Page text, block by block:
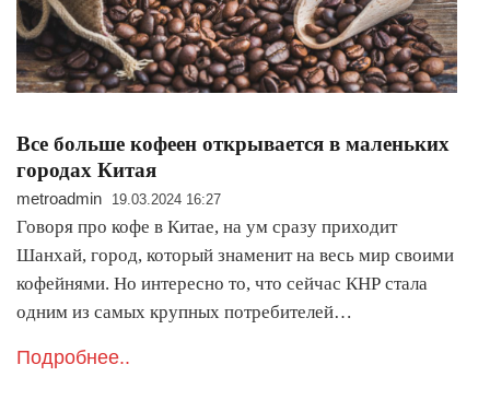
Все больше кофеен открывается в маленьких
городах Китая
metroadmin 19.03.2024 16:27
Говоря про кофе в Китае, на ум сразу приходит
Шанхай, город, который знаменит на весь мир своими
кофейнями. Но интересно то, что сейчас КНР стала
одним из самых крупных потребителей…
Подробнее..